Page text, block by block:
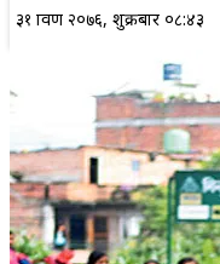
३१ श्रावण २०७६, शुक्रबार ०८:४३